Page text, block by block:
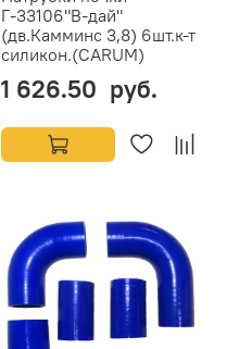
Г-33106"В-дай"
(дв.Камминс 3,8) 6шт.к-т
силикон.(CARUM)
1 626.50 руб.